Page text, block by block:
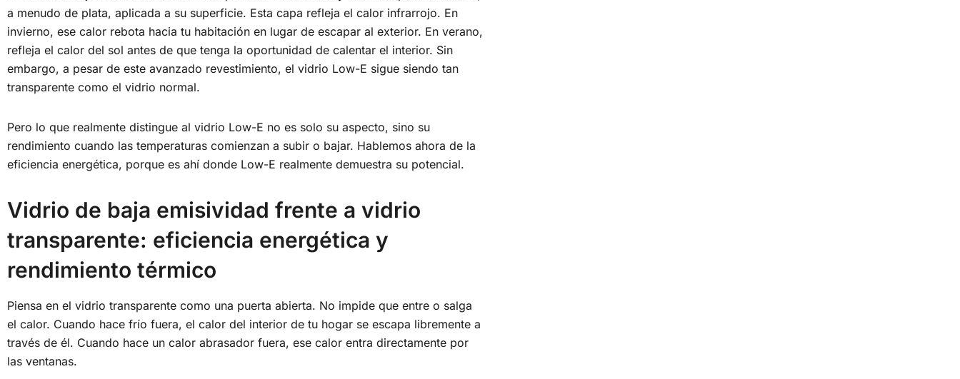
a menudo de plata, aplicada a su superficie. Esta capa refleja el calor infrarrojo. En
invierno, ese calor rebota hacia tu habitación en lugar de escapar al exterior. En verano,
refleja el calor del sol antes de que tenga la oportunidad de calentar el interior. Sin
embargo, a pesar de este avanzado revestimiento, el vidrio Low-E sigue siendo tan
transparente como el vidrio normal.
Pero lo que realmente distingue al vidrio Low-E no es solo su aspecto, sino su
rendimiento cuando las temperaturas comienzan a subir o bajar. Hablemos ahora de la
eficiencia energética, porque es ahí donde Low-E realmente demuestra su potencial.
Vidrio de baja emisividad frente a vidrio
transparente: eficiencia energética y
rendimiento térmico
Piensa en el vidrio transparente como una puerta abierta. No impide que entre o salga
el calor. Cuando hace frío fuera, el calor del interior de tu hogar se escapa libremente a
través de él. Cuando hace un calor abrasador fuera, ese calor entra directamente por
las ventanas.